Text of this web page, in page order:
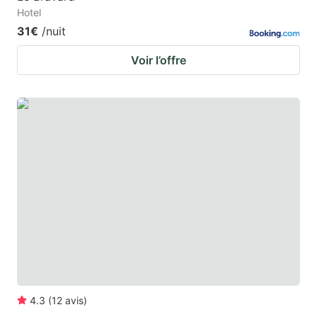
Hotel
31€ /nuit
Voir l’offre
4.3 (12 avis)